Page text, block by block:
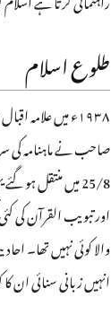
طلوع اسلام
۱۹۳۸ء میں
اور تبویب القرآن کی
والا کوئی نہیں تھا۔
انہیں زبانی سنائی ان